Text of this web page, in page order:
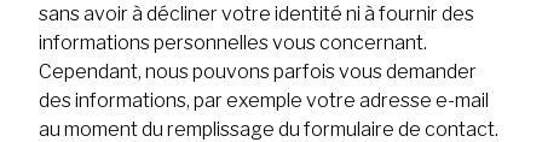
sans avoir à décliner votre identité ni à fournir des
informations personnelles vous concernant.
Cependant, nous pouvons parfois vous demander
des informations, par exemple votre adresse e-mail
au moment du remplissage du formulaire de contact.